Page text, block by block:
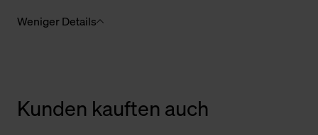
Weniger Details
Kunden kauften auch